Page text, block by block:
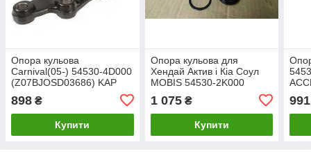
Опора кульова
Carnival(05-) 54530-4D000
(Z07BJOSD03686) KAP
898 ₴
Купити
Опора кульова для
Хендай Актив і Кіа Соул
MOBIS 54530-2K000
HYUNDAI i10 (BA, IA), i10
(PA), i20 (GB), i2
1 075₴
Купити
991